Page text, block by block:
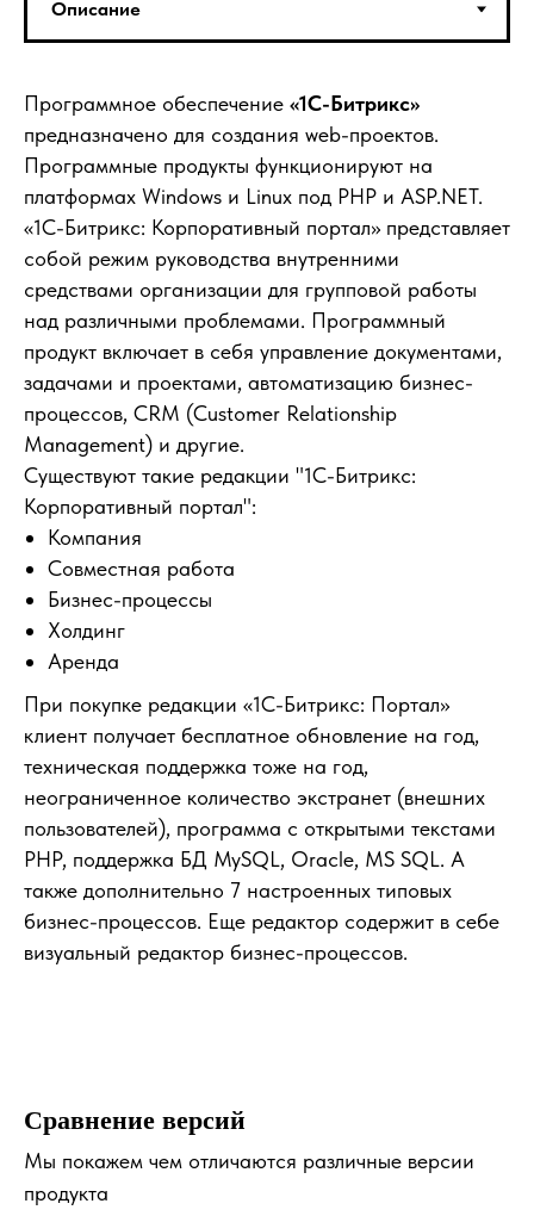
Программное обеспечение «1С-Битрикс»
предназначено для создания web-проектов.
Программные продукты функционируют на
платформах Windows и Linux под PHP и ASP.NET.
«1С-Битрикс: Корпоративный портал» представляет
собой режим руководства внутренними
средствами организации для групповой работы
над различными проблемами. Программный
продукт включает в себя управление документами,
задачами и проектами, автоматизацию бизнес-
процессов, CRM (Customer Relationship
Management) и другие.
Существуют такие редакции "1С-Битрикс:
Корпоративный портал":
Компания
Совместная работа
Бизнес-процессы
Холдинг
Аренда
При покупке редакции «1С-Битрикс: Портал»
клиент получает бесплатное обновление на год,
техническая поддержка тоже на год,
неограниченное количество экстранет (внешних
пользователей), программа с открытыми текстами
PHP, поддержка БД MySQL, Oracle, MS SQL. А
также дополнительно 7 настроенных типовых
бизнес-процессов. Еще редактор содержит в себе
визуальный редактор бизнес-процессов.
Сравнение версий
Мы покажем чем отличаются различные версии
продукта